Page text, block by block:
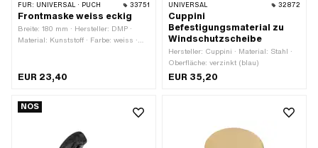
FÜR: UNIVERSAL · PUCH 33751
Frontmaske weiss eckig
Breite: 180 mm · Hersteller: DMP ·
Material: Kunststoff · Farbe: weiss ·
EUR 23,40
UNIVERSAL 32872
Cuppini
Befestigungsmaterial zu
Windschutzscheibe
Hersteller: Cuppini · Material: Stahl ·
Oberfläche: verzinkt (blau)
EUR 35,20
NOS